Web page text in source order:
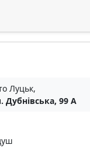
Луцьк,
Дубнівська, 99 А